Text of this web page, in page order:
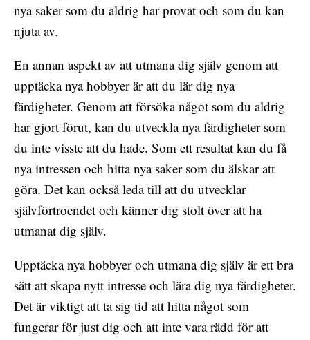
nya saker som du aldrig har provat och som du kan
njuta av.
En annan aspekt av att utmana dig själv genom att
upptäcka nya hobbyer är att du lär dig nya
färdigheter. Genom att försöka något som du aldrig
har gjort förut, kan du utveckla nya färdigheter som
du inte visste att du hade. Som ett resultat kan du få
nya intressen och hitta nya saker som du älskar att
göra. Det kan också leda till att du utvecklar
självförtroendet och känner dig stolt över att ha
utmanat dig själv.
Upptäcka nya hobbyer och utmana dig själv är ett bra
sätt att skapa nytt intresse och lära dig nya färdigheter.
Det är viktigt att ta sig tid att hitta något som
fungerar för just dig och att inte vara rädd för att